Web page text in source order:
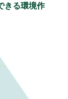
きる環境作